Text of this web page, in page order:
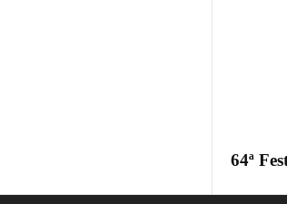
64ª